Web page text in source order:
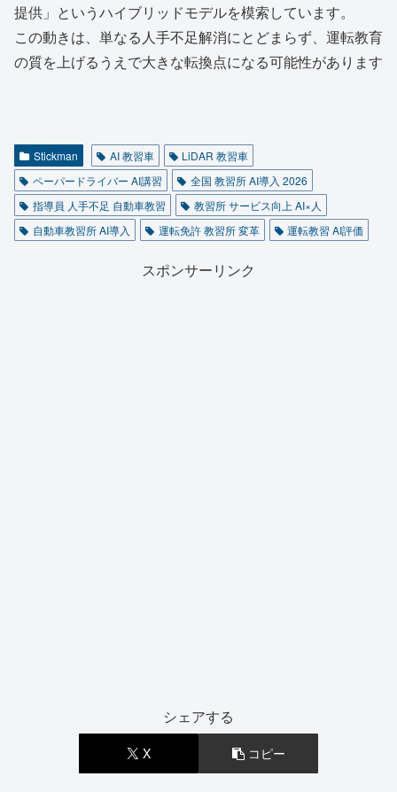
提供」というハイブリッドモデルを模索しています。
この動きは、単なる人手不足解消にとどまらず、運転教育
の質を上げるうえで大きな転換点になる可能性があります
Stickman AI 教習車
LiDAR 教習車
ペーパードライバー AI講習
全国 教習所 AI導入 2026
指導員 人手不足 自動車教習
教習所 サービス向上 AI×人
自動車教習所 AI導入
運転免許 教習所 変革 運転教習 AI評価
スポンサーリンク
シェアする
X コピー